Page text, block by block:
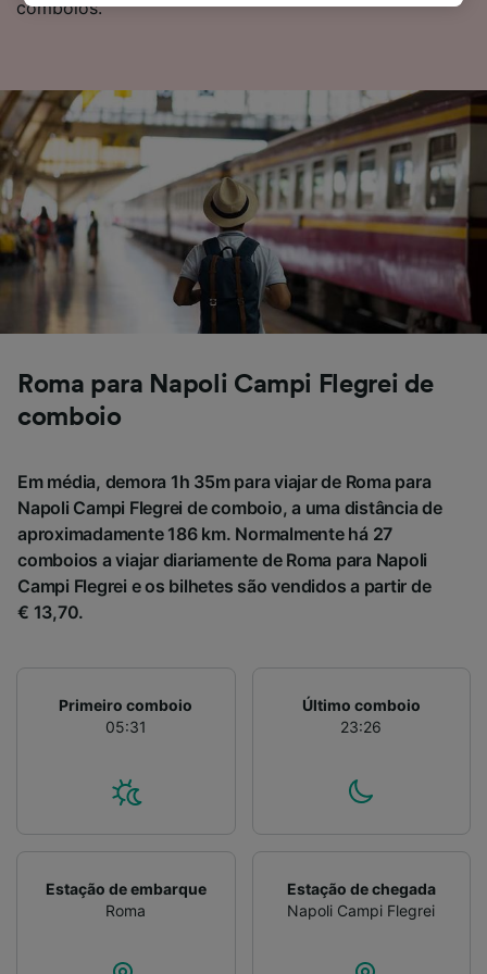
comboios.
Roma para Napoli Campi Flegrei de
comboio
Em média, demora 1h 35m para viajar de Roma para
Napoli Campi Flegrei de comboio, a uma distância de
aproximadamente 186 km. Normalmente há 27
comboios a viajar diariamente de Roma para Napoli
Campi Flegrei e os bilhetes são vendidos a partir de
€ 13,70.
Primeiro comboio
05:31
Último comboio
23:26
Estação de embarque
Roma
Estação de chegada
Napoli Campi Flegrei
política de privacidade. Estas escolhas serão
não serão utilizados para fins de rastreamento
se você tiver pedido para não ser rastreado.
Nós e nossos parceiros processamos os
dados para fornecer:
Usar dados exatos de geolocalização.
Verificar ativamente as características do
dispositivo para identificação. Armazenar e/ou
acessar informações em um dispositivo.
Publicidade e conteúdo personalizados,
medição de publicidade e conteúdo, pesquisa
Lista de parceiros (fornecedores)